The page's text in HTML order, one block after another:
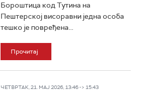
Бороштица код Тутина на
Пештерској висоравни једна особа
тешко је повређена...
Прочитај
ЧЕТВРТАК, 21. МАЈ 2026, 13:46 -> 15:43